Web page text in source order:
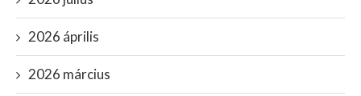
2026 április
2026 március